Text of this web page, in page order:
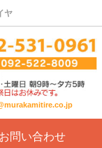
ヤ
お問い合わせ